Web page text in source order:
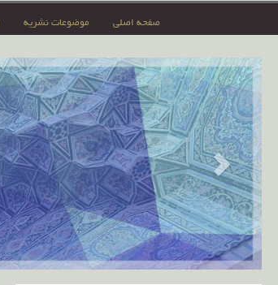
صفحه اصلی موضوعات نشریه